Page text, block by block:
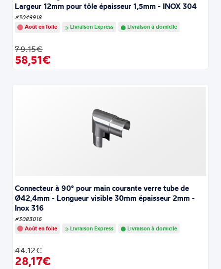
Largeur 12mm pour tôle épaisseur 1,5mm - INOX 304
#3049918
Août en folie
Livraison Express Livraison à domicile
79.15€
58,51€
Connecteur à 90° pour main courante verre tube de
Ø42,4mm - Longueur visible 30mm épaisseur 2mm -
Inox 316
#3083016
Août en folie
Livraison Express Livraison à domicile
44.12€
28,17€